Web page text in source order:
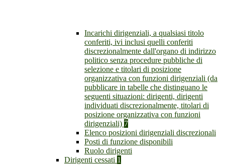
Incarichi dirigenziali, a qualsiasi titolo
conferiti, ivi inclusi quelli conferiti
discrezionalmente dall'organo di indirizzo
politico senza procedure pubbliche di
selezione e titolari di posizione
organizzativa con funzioni dirigenziali (da
pubblicare in tabelle che distinguano le
seguenti situazioni: dirigenti, dirigenti
individuati discrezionalmente, titolari di
posizione organizzativa con funzioni
dirigenziali) 7
Elenco posizioni dirigenziali discrezionali
Posti di funzione disponibili
Ruolo dirigenti
Dirigenti cessati 1